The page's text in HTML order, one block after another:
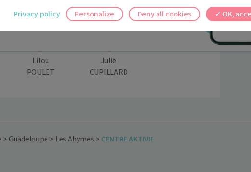
Lilou
POULET
Julie
CUPILLARD
> Guadeloupe > Les Abymes > CENTRE AKTIVIE
OK,
Deny all cookies
Personalize
Privacy policy